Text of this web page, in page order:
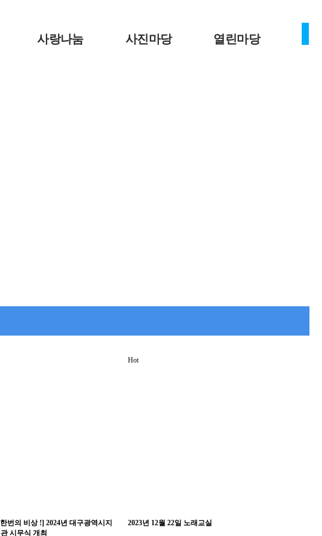
사랑나눔 사진마당 열린마당
번의 비상 !] 2024년 대구광역시지
시무식 개최
Hot
2023년 12월 22일 노래교실